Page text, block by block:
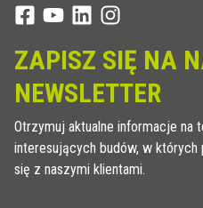
ZAPISZ SIĘ NA
NEWSLETTER
Otrzymuj aktualne informacje na
interesujących budów, w
się z naszymi klientami.